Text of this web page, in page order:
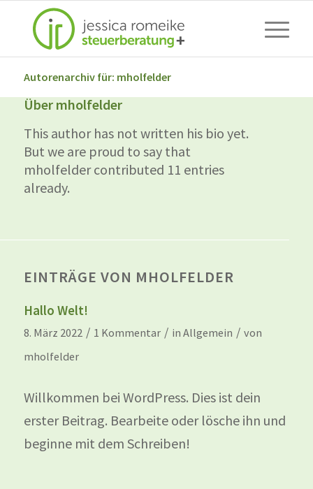
Autorenarchiv für: mholfelder
Über mholfelder
This author has not written his bio yet.
But we are proud to say that
mholfeldercontributed 11 entries
already.
EINTRÄGE VON MHOLFELDER
Hallo Welt!
8. März 2022 / 1 Kommentar / in Allgemein / von
mholfelder
Willkommen bei WordPress. Dies ist dein
erster Beitrag. Bearbeite oder lösche ihn und
beginne mit dem Schreiben!